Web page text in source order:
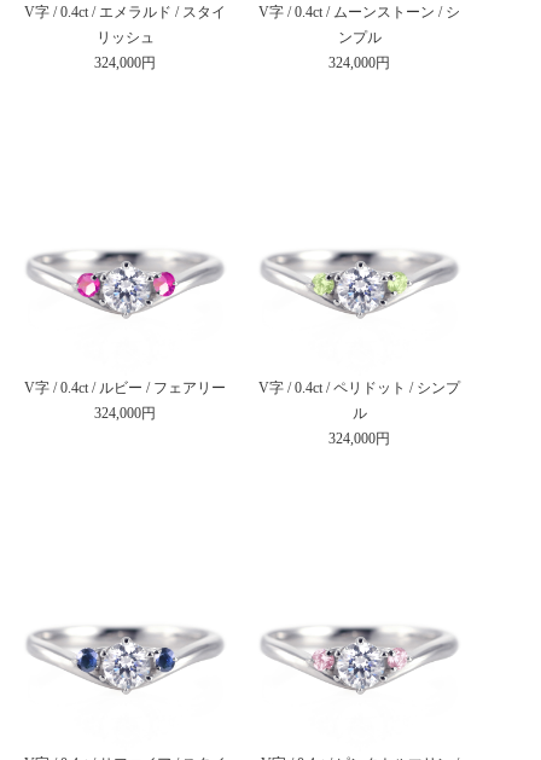
V字 / 0.4ct / エメラルド / スタイ
リッシュ
324,000円
V字 / 0.4ct / ムーンストーン / シ
ンプル
324,000円
V字 / 0.4ct / ルビー / フェアリー
324,000円
V字 / 0.4ct / ペリドット / シンプ
ル
324,000円